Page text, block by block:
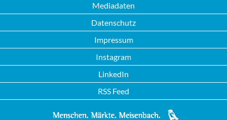
Mediadaten
Datenschutz
Impressum
Instagram
LinkedIn
RSS Feed